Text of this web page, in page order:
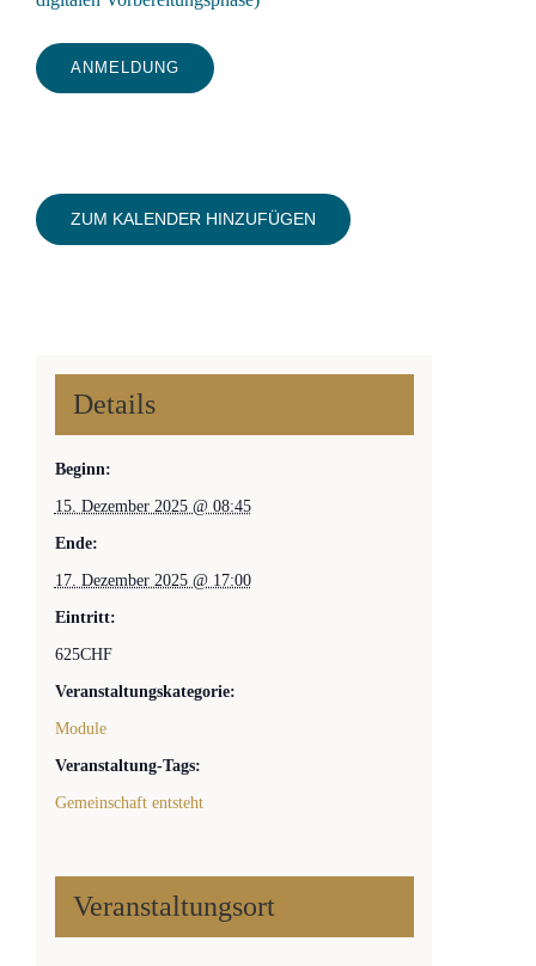
ANMELDUNG
ZUM KALENDER HINZUFÜGEN
Details
Beginn:
15. Dezember 2025 @ 08:45
Ende:
17. Dezember 2025 @ 17:00
Eintritt:
625CHF
Veranstaltungskategorie:
Module
Veranstaltung-Tags:
Gemeinschaft entsteht
Veranstaltungsort